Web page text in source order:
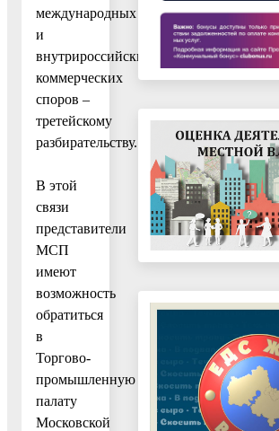
международных
и
внутрироссийских
коммерческих
споров –
третейскому
разбирательству.
В этой
связи
представители
МСП
имеют
возможность
обратиться
в
Торгово-
промышленную
палату
Московской